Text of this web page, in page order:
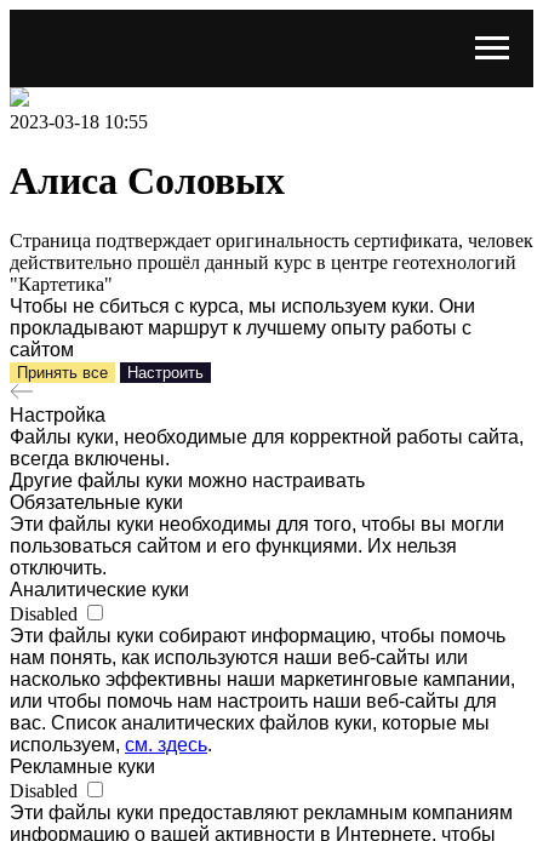
2023-03-18 10:55
Алиса Соловых
Страница подтверждает оригинальность сертификата, человек
действительно прошёл данный курс в центре геотехнологий
"Картетика"
Чтобы не сбиться с курса, мы используем куки. Они
прокладывают маршрут к лучшему опыту работы с
сайтом
Принять все Настроить
Настройка
Файлы куки, необходимые для корректной работы сайта,
всегда включены.
Другие файлы куки можно настраивать
Обязательные куки
Эти файлы куки необходимы для того, чтобы вы могли
пользоваться сайтом и его функциями. Их нельзя
отключить.
Аналитические куки
Disabled
Эти файлы куки собирают информацию, чтобы помочь
нам понять, как используются наши веб-сайты или
насколько эффективны наши маркетинговые кампании,
или чтобы помочь нам настроить наши веб-сайты для
вас. Список аналитических файлов куки, которые мы
используем, см. здесь.
Рекламные куки
Disabled
Эти файлы куки предоставляют рекламным компаниям
информацию о вашей активности в Интернете, чтобы